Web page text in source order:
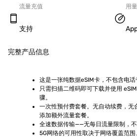
流量充值
支持
用
完整产品信息
这是一张纯数据eSIM卡，不包含电话
只需扫描二维码即可下载并使用
骤。
一次性预付费套餐。无自动续费，无
添加额外流量套餐。
全速数据传输——无每日流量限制，不
5G网络的可用性取决于网络覆盖范